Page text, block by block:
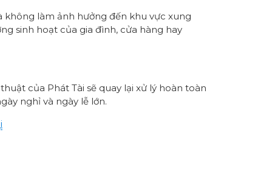
làm ảnh hưởng đến khu vực xung
sinh hoạt của gia đình, cửa hàng hay
của Phát Tài sẽ quay lại xử lý hoàn toàn
nghỉ và ngày lễ lớn.